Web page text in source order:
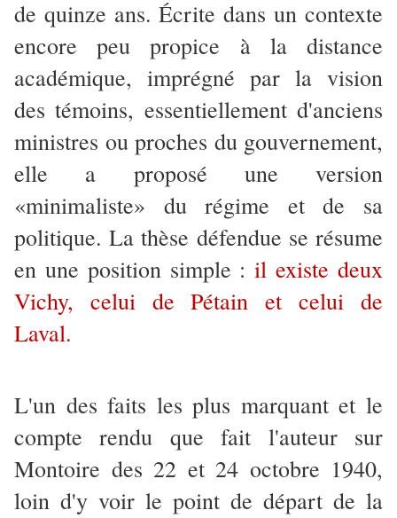
de quinze ans. Écrite dans un contexte
encore peu propice à la distance
académique, imprégné par la vision
des témoins, essentiellement d'anciens
ministres ou proches du gouvernement,
elle a proposé une version
«minimaliste» du régime et de sa
politique. La thèse défendue se résume
en une position simple :il existe deux
Vichy, celui de Pétain et celui de
Laval.
L'un des faits les plus marquant et le
compte rendu que fait l'auteur sur
Montoire des 22 et 24 octobre 1940,
loin d'y voir le point de départ de la